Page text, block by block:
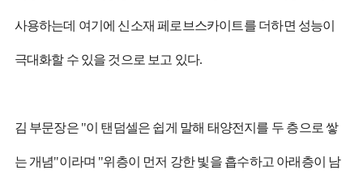
사용하는데 여기에 신소재 페로브스카이트를 더하면 성능이
극대화할 수 있을 것으로 보고 있다.
김 부문장은 "이 탠덤셀은 쉽게 말해 태양전지를 두 층으로 쌓
는 개념"이라며 "위층이 먼저 강한 빛을 흡수하고 아래층이 남